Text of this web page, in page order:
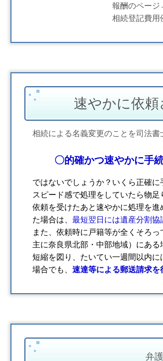
報酬のページ
相続登記費用
速やかに依
相続による名義変更のことを司法書
〇的確かつ速やかに手
ではないでしょうか？いくら正確に
スピード感で処理をしていたら物足
依頼を受けたあと速やかに処理を進
た場合は、 最短翌日には遺産分割
また、依頼時に戸籍等が全くそろっ
主に奈良県北部・中部地域）にある
短縮を図り、たいてい一週間以内に
場合でも、 速達等による郵送請求を
弁